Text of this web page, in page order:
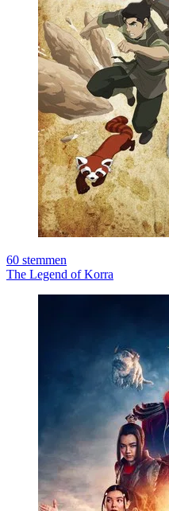
60 stemmen
The Legend of Korra